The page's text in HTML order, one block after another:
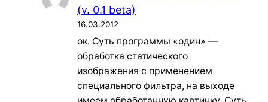
(v. 0.1 beta)
16.03.2012
ок. Суть программы «один» —
обработка статического
изображения с применением
специального фильтра, на выходе